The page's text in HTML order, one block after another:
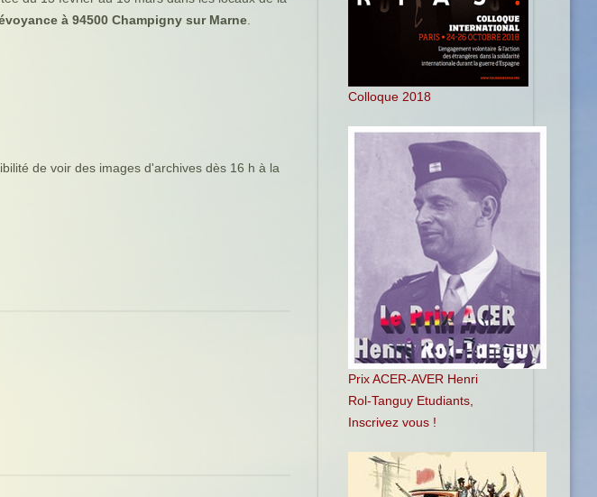
Colloque 2018
Prix ACER-AVER Henri
Rol-Tanguy Etudiants,
Inscrivez vous !
à 94500 Champigny sur Marne.
de voir des images d'archives dès 16 h à la